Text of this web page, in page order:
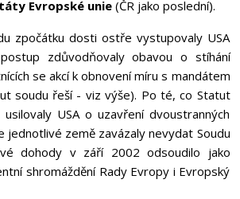
Evropské unie(ČR jako poslední).
zpočátku dosti ostře vystupovaly USA
zdůvodňovaly obavou o stíhání
se akcí k obnovení míru s mandátem
soudu řeší - viz výše). Po té, co Statut
USA o uzavření dvoustranných
jednotlivé země zavázaly nevydat Soudu
dohody v září 2002 odsoudilo jako
shromáždění Rady Evropy i Evropský